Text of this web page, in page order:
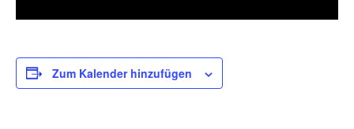
Zum Kalender hinzufügen